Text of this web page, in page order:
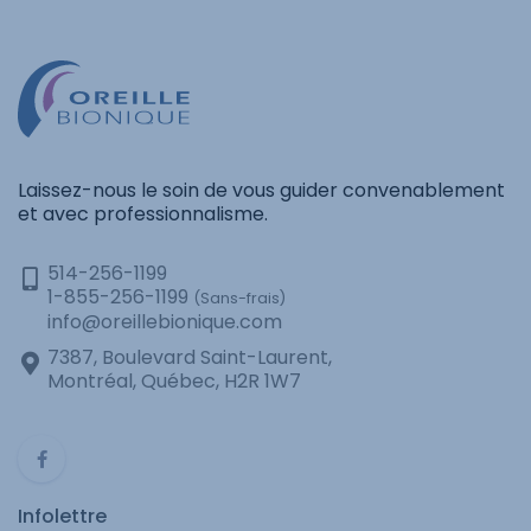
Laissez-nous le soin de vous guider convenablement
et avec professionnalisme.
514-256-1199
1-855-256-1199 (Sans-frais)
info@oreillebionique.com
7387, Boulevard Saint-Laurent,
Montréal, Québec, H2R 1W7
Infolettre